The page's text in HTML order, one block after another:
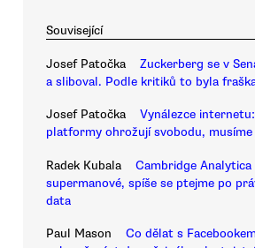
Související
Josef Patočka
Zuckerberg se v
a sliboval. Podle kritiků to byla
Josef Patočka
Vynálezce
platformy ohrožují svobodu,
Radek Kubala
Cambridge Analytica
supermanové, spíše se ptejme po
data
Paul Mason
Co dělat s